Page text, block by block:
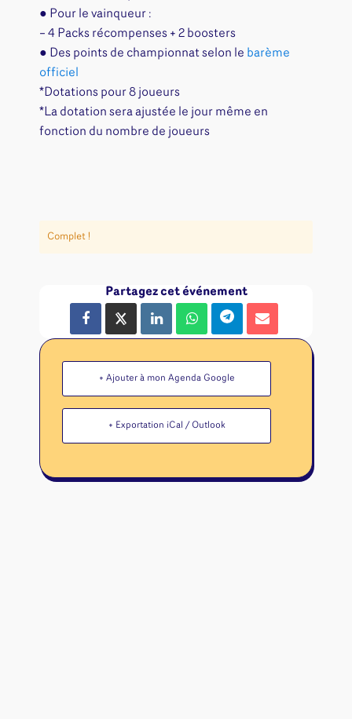
● Pour le vainqueur :
– 4 Packs récompenses + 2 boosters
● Des points de championnat selon le barème
officiel
*Dotations pour 8 joueurs
*La dotation sera ajustée le jour même en
fonction du nombre de joueurs
Partagez cet événement
+ Ajouter à mon Agenda Google
+ Exportation iCal / Outlook
Complet !